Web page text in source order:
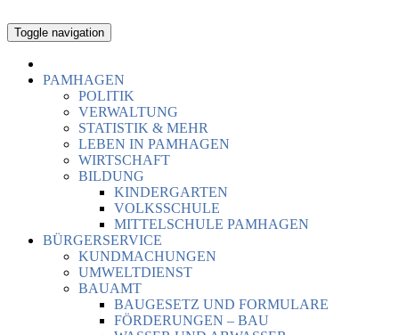
Toggle navigation
PAMHAGEN
POLITIK
VERWALTUNG
STATISTIK & MEHR
LEBEN IN PAMHAGEN
WIRTSCHAFT
BILDUNG
KINDERGARTEN
VOLKSSCHULE
MITTELSCHULE PAMHAGEN
BÜRGERSERVICE
KUNDMACHUNGEN
UMWELTDIENST
BAUAMT
BAUGESETZ UND FORMULARE
FÖRDERUNGEN – BAU